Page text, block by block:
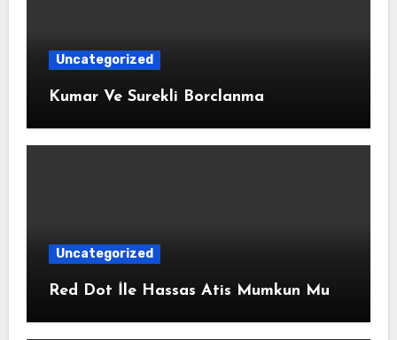
Uncategorized
Kumar Ve Surekli Borclanma
Uncategorized
Red Dot İle Hassas Atis Mumkun Mu